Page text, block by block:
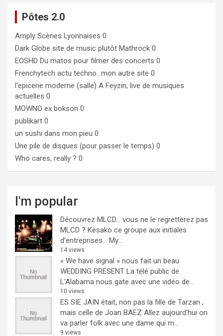
Pôtes 2.0
Amply Scènes Lyonnaises 0
Dark Globe site de music plutôt Mathrock 0
EOSHD Du matos pour filmer des concerts 0
Frenchytech actu techno…mon autre site 0
l'epicerie moderne (salle) A Feyzin, live de musiques
actuelles 0
MOWNO ex bokson 0
publikart 0
un sushi dans mon pieu 0
Une pile de disques (pour passer le temps) 0
Who cares, really ? 0
I'm popular
Découvrez MLCD… vous ne le regretterez pas
MLCD ? Kesako ce groupe aux initiales
d’entreprises… My...
14 views
« We have signal » nous fait un beau
WEDDING PRESENT La télé public de
L'Alabama nous gate avec une vidéo de...
10 views
ES SIE JAIN était, non pas la fille de Tarzan ,
mais celle de Joan BAEZ Allez aujourd'hui on
va parler folk avec une dame qui m...
9 views